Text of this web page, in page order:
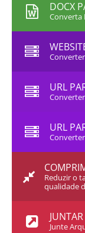
DOCX
Converta
URL
URL
Reduzir o
qualidade
JUNTAR
Junte